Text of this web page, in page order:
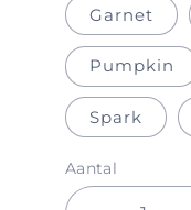
Garnet
Pumpkin
Spark
Aantal